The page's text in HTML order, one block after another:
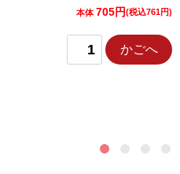
本体 705円(税込761円)
かごへ